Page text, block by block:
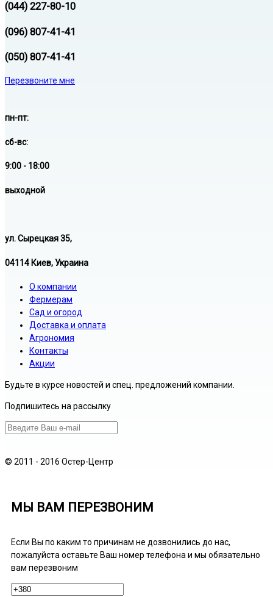
(044) 227-80-10
(096) 807-41-41
(050) 807-41-41
Перезвоните мне
пн-пт:
сб-вс:
9:00 - 18:00
выходной
ул. Сырецкая 35,
04114 Киев, Украина
О компании
Фермерам
Сад и огород
Доставка и оплата
Агрономия
Контакты
Акции
Будьте в курсе новостей и спец. предложений компании.
Подпишитесь на рассылку
© 2011 - 2016 Остер-Центр
МЫ ВАМ ПЕРЕЗВОНИМ
Если Вы по каким то причинам не дозвонились до нас,
пожалуйста оставьте Ваш номер телефона и мы обязательно
вам перезвоним